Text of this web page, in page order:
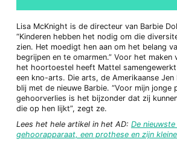
Lisa McKnight is de directeur van Barbie
“Kinderen hebben het nodig om die
zien. Het moedigt hen aan om het belang
begrijpen en te omarmen.” Voor het maken
het hoortoestel heeft Mattel
een kno-arts. Die arts, de Amerikaanse Jen
blij met de nieuwe Barbie. “Voor mijn jonge
gehoorverlies is het bijzonder dat zij
die op hen lijkt”, zegt ze.
Lees het hele artikel in het AD: De
gehoorapparaat, een prothese en zijn